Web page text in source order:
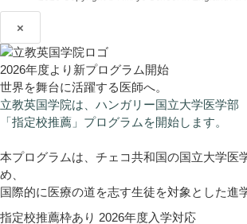
×
2026年度より新プログラム開始
世界を舞台に活躍する医師へ。
立教英国学院は、ハンガリー国立大学医学部
「指定校推薦」プログラムを開始します。
本プログラムは、チェコ共和国の国立大学医
め、
国際的に医療の道を志す生徒を対象とした進
指定校推薦枠あり 2026年度入学対応